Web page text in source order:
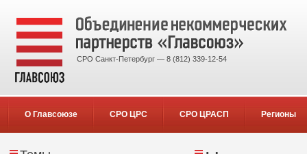
СРО Санкт-Петербург — 8 (812) 339-12-54
О Главсоюзе СРО ЦРС СРО ЦРАСП Регионы